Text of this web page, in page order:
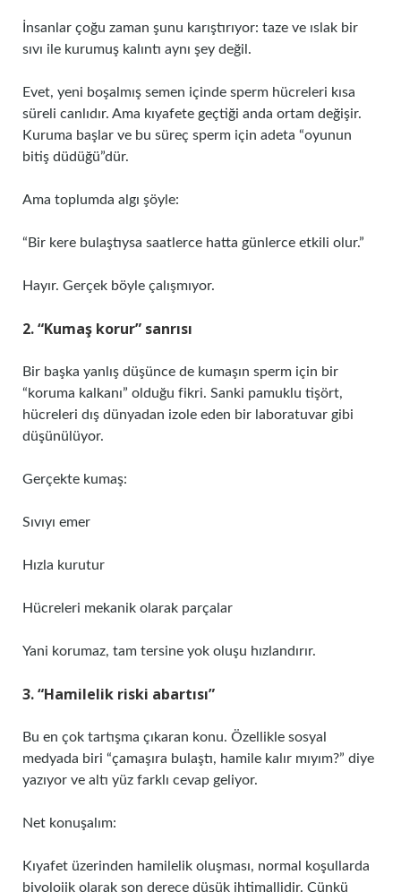
İnsanlar çoğu zaman şunu karıştırıyor: taze ve ıslak bir
sıvı ile kurumuş kalıntı aynı şey değil.
Evet, yeni boşalmış semen içinde sperm hücreleri kısa
süreli canlıdır. Ama kıyafete geçtiği anda ortam değişir.
Kuruma başlar ve bu süreç sperm için adeta “oyunun
bitiş düdüğü”dür.
Ama toplumda algı şöyle:
“Bir kere bulaştıysa saatlerce hatta günlerce etkili olur.”
Hayır. Gerçek böyle çalışmıyor.
2. “Kumaş korur” sanrısı
Bir başka yanlış düşünce de kumaşın sperm için bir
“koruma kalkanı” olduğu fikri. Sanki pamuklu tişört,
hücreleri dış dünyadan izole eden bir laboratuvar gibi
düşünülüyor.
Gerçekte kumaş:
Sıvıyı emer
Hızla kurutur
Hücreleri mekanik olarak parçalar
Yani korumaz, tam tersine yok oluşu hızlandırır.
3. “Hamilelik riski abartısı”
Bu en çok tartışma çıkaran konu. Özellikle sosyal
medyada biri “çamaşıra bulaştı, hamile kalır mıyım?” diye
yazıyor ve altı yüz farklı cevap geliyor.
Net konuşalım:
Kıyafet üzerinden hamilelik oluşması, normal koşullarda
biyolojik olarak son derece düşük ihtimallidir. Çünkü